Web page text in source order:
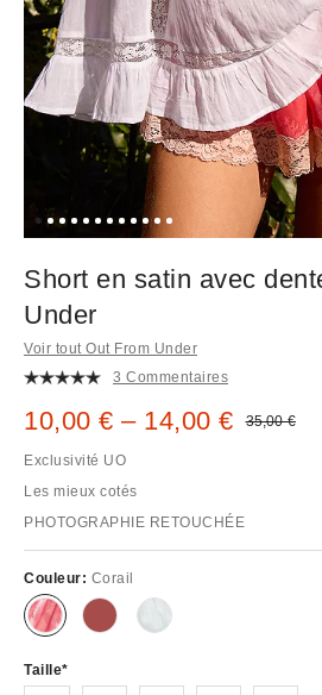
Short en satin avec
Under
Voir tout Out From Under
3 Commentaires
Prix remisé :
10,00 € – 14,00 € Prix
35,00 €
Exclusivité UO
Les mieux cotés
PHOTOGRAPHIE RETOUCHÉE
Couleur: Corail
Taille